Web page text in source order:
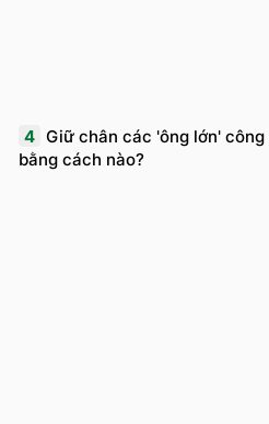
4 Giữ chân các 'ông lớn' công
bằng cách nào?